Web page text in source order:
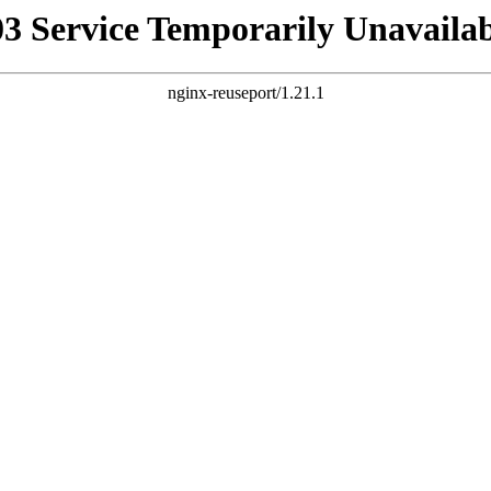
Service Temporarily
nginx-reuseport/1.21.1